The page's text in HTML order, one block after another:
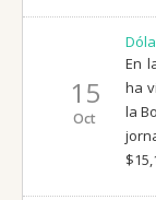
15
Oct
En
ha
la